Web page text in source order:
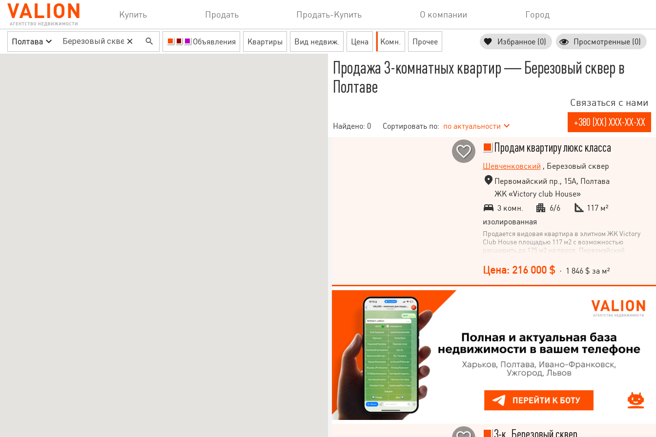
Купить Продать Продать-Купить О компании Город
Полтава Объявления Квартиры Вид недвиж. Цена Комн. Прочее Избранное (0) Просмотренные (0)
Продажа 3-комнатных квартир — Березовый сквер в
Полтаве
Найдено: 0 Сортировать по: по актуальности
Связаться с нами
+380 (XX) XXX-XX-XX
Продам квартиру люкс класса
Шевченковский , Березовый сквер
Первомайский пр., 15А, Полтава
ЖК «Victory club House»
3 комн.
6/6
117 м²
изолированная
Продается видовая квартира в элитном ЖК Victory
Club House площадью 117 м2 с возможностью
расширить до 175 м2 на просп. Первомайский
2 места для парковки с электрозаправкой и кладовой
3м2 (в стоимость квартиры не входят). Преимущества:
- рядом парк Победы - новый дом - есть технический
возможность сделать камин с дымоходом на крышу -
тихий исторический центр Полтавы - парадный вход
с улицы + консьерж - спортзал в доме - детская
паркингу прямо к вашей квартире (при любой погоде
Вы всегда будете не загрязненными садиться в
машину утром, пакеты с покупками не нужно будет
нести через двор, детей сразу в лифт и не волнуйтесь,
что разбежатся) – есть большая кладовая на паркинге
- заправка для электромобиля - вид на Белую Беседку
ко всем достопримечательностям города - большое
количество окон, квартира очень светлая, окна в пол -
продажа по переуступке Состояние от застройщика: 1.
квартир: 20 6. Тип стен: монолитно-блочный 7. Тип
Цена: 216 000 $· 1 846 $ за м²